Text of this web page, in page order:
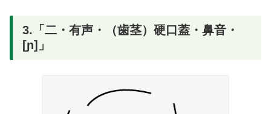
3.「二・有声・（歯茎）硬口蓋・鼻音・
[ɲ]」